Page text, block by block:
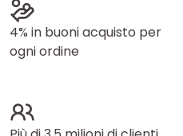
4% in buoni acquisto per
ogni ordine